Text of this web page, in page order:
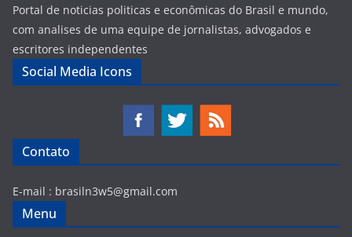
Portal de noticias politicas e econômicas do Brasil e mundo,
com analises de uma equipe de jornalistas, advogados e
escritores independentes
Social Media Icons
Contato
E-mail : brasiln3w5@gmail.com
Menu